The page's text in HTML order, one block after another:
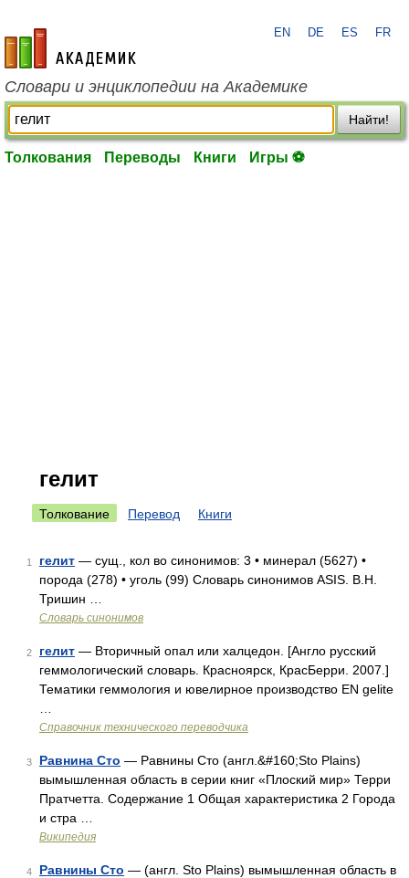
academic.ru
EN DE ES FR
Словари и энциклопедии на Академике
Найти!
Толкования Переводы Книги Игры ⚽
гелит
Толкование Перевод Книги
1 гелит — сущ., кол во синонимов: 3 • минерал (5627) •
порода (278) • уголь (99) Словарь синонимов ASIS. В.Н.
Тришин …
Словарь синонимов
2 гелит — Вторичный опал или халцедон. [Англо русский
геммологический словарь. Красноярск, КрасБерри. 2007.]
Тематики геммология и ювелирное производство EN gelite
Справочник технического переводчика
3 Равнина Сто — Равнины Сто (англ.&#160;Sto Plains)
вымышленная область в серии книг «Плоский мир» Терри
Пратчетта. Содержание 1 Общая характеристика 2 Города
и стра …
Википедия
4 Равнины Сто — (англ. Sto Plains) вымышленная область в